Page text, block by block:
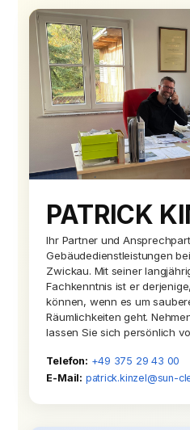
PATRICK
Ihr Partner und
Gebäudedienstleistungen
Zwickau. Mit seiner
Fachkenntnis ist er
können, wenn es um
Räumlichkeiten geht.
lassen Sie sich persönlich
Telefon: +49 375 29 43 00
E-Mail: patrick.kinzel@sun-